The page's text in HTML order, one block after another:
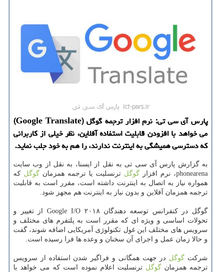
پارس آی سی تی: نرم افزار ترجمه گوگل (Google Translate)
می خواهد با افزودن قابلیت استفاده آفلاین، نظر خیلی از كاربرانی
كه دسترسی همیشگی به اینترنت ندارند، را هم به خود جلب نماید.
به گزارش پارس آی سی تی به نقل از ایسنا، به نقل از وب سایت
phonearena، نرم افزار
گوگل ترنسلیت یا ترجمه همزمان گوگل كه
همواره نیاز به اتصال به اینترنت داشته است، مقرر است به قابلیت
ترجمه همزمان آفلاین و بدون نیاز به اینترنت هم مجهز شود.
گوگل در كنفرانس توسعه دهندگان Google I/O ۲۰۱۸ از تغییر و
تحولات اساسی و ویژه ای كه مقرر است به پلتفرم های مختلف و
سرویس های مختلف این غول تكنولوژی آمریكایی اضافه شوند، گفت
و حالا زمان عمل و اجرای آن سخنان و وعده ها فرا رسیده است.
شركت گوگل در جهت همگانی و فراگیر شدن استفاده از سرویس
ترجمه همزمانگوگل ترنسلیت اعلام نموده است كه می خواهد با